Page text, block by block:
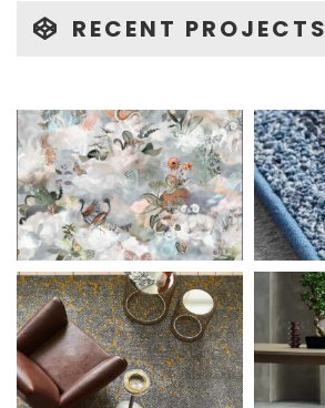
RECENT PROJECTS